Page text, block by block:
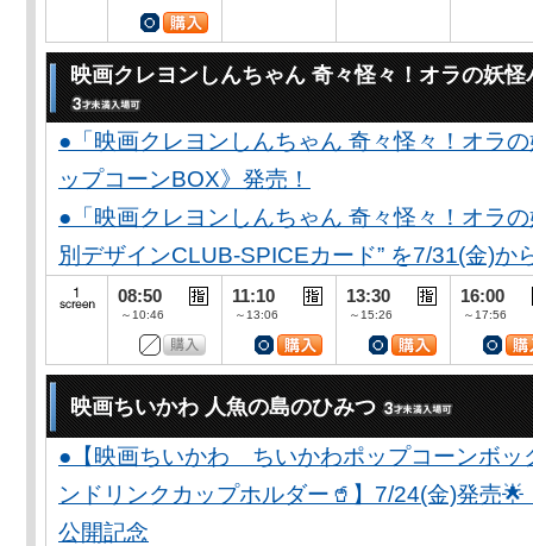
映画クレヨンしんちゃん 奇々怪々！オラの妖怪
●「映画クレヨンしんちゃん 奇々怪々！オラ
ップコーンBOX》発売！
●「映画クレヨンしんちゃん 奇々怪々！オラ
別デザインCLUB-SPICEカード” を7/31(金)か
08:50
～10:46
11:10
～13:06
13:30
～15:26
16:00
～17:56
映画ちいかわ 人魚の島のひみつ
●【映画ちいかわ ちいかわポップコーンボ
ンドリンクカップホルダー🥤】7/24(金)発売
公開記念